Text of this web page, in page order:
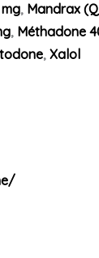
, Mandrax
, Méthadone
, Xalol